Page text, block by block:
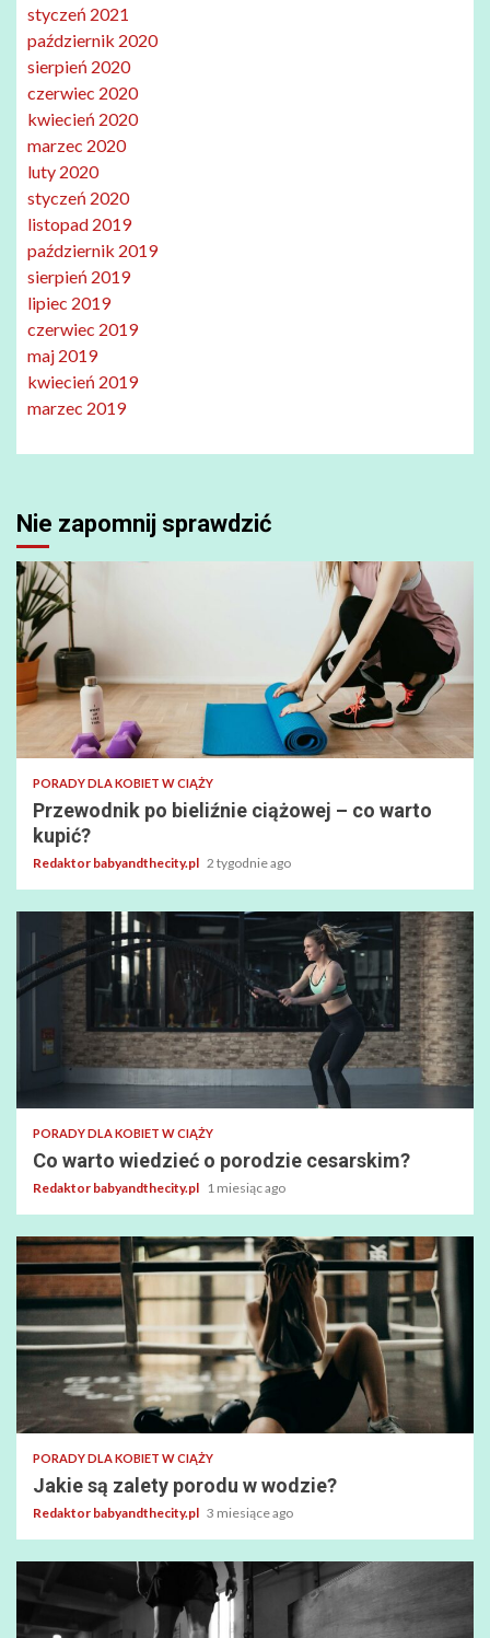
styczeń 2021
październik 2020
sierpień 2020
czerwiec 2020
kwiecień 2020
marzec 2020
luty 2020
styczeń 2020
listopad 2019
październik 2019
sierpień 2019
lipiec 2019
czerwiec 2019
maj 2019
kwiecień 2019
marzec 2019
Nie zapomnij sprawdzić
PORADY DLA KOBIET W CIĄŻY
Przewodnik po bieliźnie ciążowej – co warto
kupić?
Redaktor babyandthecity.pl 2 tygodnie ago
PORADY DLA KOBIET W CIĄŻY
Co warto wiedzieć o porodzie cesarskim?
Redaktor babyandthecity.pl 1 miesiąc ago
PORADY DLA KOBIET W CIĄŻY
Jakie są zalety porodu w wodzie?
Redaktor babyandthecity.pl 3 miesiące ago